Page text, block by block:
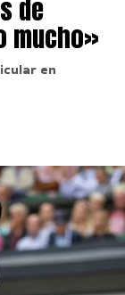
de
mucho»
en